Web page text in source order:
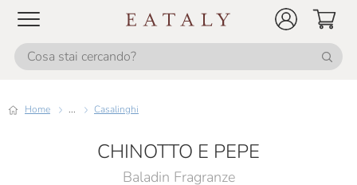
Home ... Casalinghi
CHINOTTO E PEPE
Baladin Fragranze